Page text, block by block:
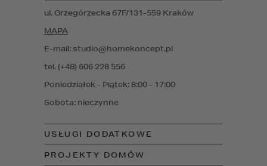
USŁUGI DODATKOWE
PROJEKTY DOMÓW
Poniedziałek - Piątek: 8:00 - 17:00
Sobota: nieczynne
E-mail: studio@homekoncept.pl
tel. (+48) 606 228 556
ul. Grzegórzecka 67F/131-559 Kraków
MAPA